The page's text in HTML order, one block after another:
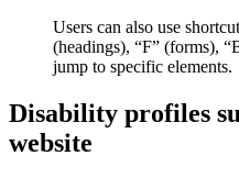
Users can also use
(headings), “F” (forms),
jump to specific elements.
Disability profiles
website